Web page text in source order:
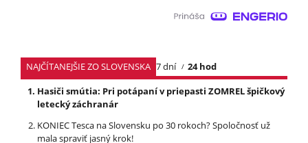
NAJČÍTANEJŠIE ZO SLOVENSKA 7 dní
24 hod
Hasiči smútia: Pri potápaní v priepasti ZOMREL špičkový
letecký záchranár
KONIEC Tesca na Slovensku po 30 rokoch? Spoločnosť už
mala spraviť jasný krok!